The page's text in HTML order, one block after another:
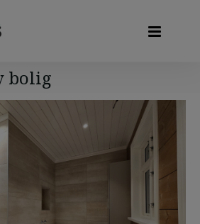
bolig